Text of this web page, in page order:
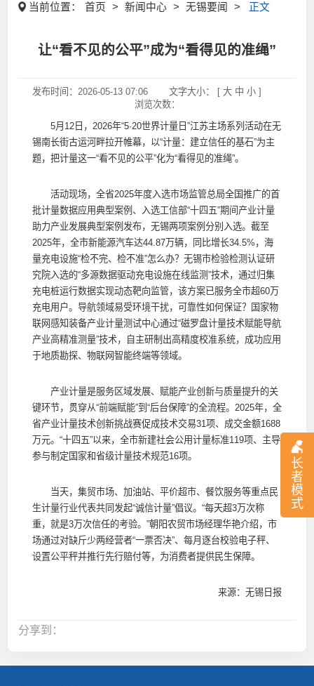
长
者
模
式
当前位置： 首页 > 新闻中心 > 无锡要闻 > 正文
让“看不见的公平”成为“看得见的准绳”
发布时间： 2026-05-13 07:06 文字大小： [ 大 中 小]
浏览次数：
5月12日，2026年“5·20世界计量日”江苏主场系列活动在无
锡南长街古运河畔拉开帷幕，以“计量：建立信任的基石”为主
题，把计量这一“看不见的公平”化为“看得见的准绳”。
活动现场，全省2025年度入选市场监管总局全国推广的首
批计量数据应用典型案例、入选工信部“十四五”期间产业计量
助力产业发展典型案例发布，无锡两项案例分别入选。截至
2025年，全市新能源汽车达44.87万辆，同比增长34.5%，海
量充电设施“检不完、检不准”怎么办？无锡市检验检测认证研
究院入选的“多源数据驱动充电设施在线监测”技术，通过归集
充电桩运行数据实现动态靶向监管，该方案已服务全市超60万
充电用户。导航领域易受环境干扰，可靠性如何保证？国家物
联网感知装备产业计量测试中心通过“磁罗盘计量技术赋能导航
产业高精准测量”技术，自主研制出高精度校准系统，成功应用
于地质勘探、物联网智能终端等领域。
产业计量是服务区域发展、赋能产业创新与质量提升的关
键环节，贯穿从“前端赋能”到“后台保障”的全流程。2025年，全
省产业计量技术创新挑战赛促成技术交易31项、成交金额1688
万元。“十四五”以来，全市新建社会公用计量标准119项、主导
参与制定国家和省级计量技术规范16项。
当天，集贸市场、加油站、平价超市、餐饮服务等重点民
生计量行业代表共同发起“诚信计量”倡议。“每天超3万次称
重，就是3万次信任的考验。”朝阳农贸市场经理华艳介绍，市
场通过对缺斤少两经营者“一票否决”、每月逐台校验电子秤、
设置公平秤并推行先行赔付等，为消费者提供民生保障。
来源：无锡日报
分享到：